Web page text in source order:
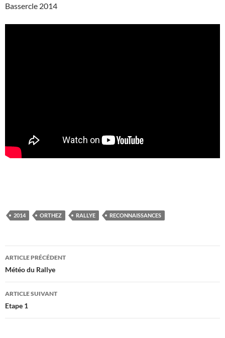
Bassercle 2014
2014 ORTHEZ RALLYE RECONNAISSANCES
Navigation
des
articles
ARTICLE PRÉCÉDENT
Météo du Rallye
ARTICLE SUIVANT
Etape 1